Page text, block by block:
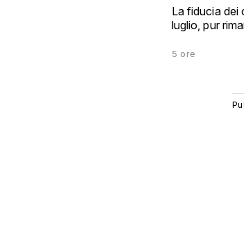
La fiducia dei
luglio, pur
5 ore